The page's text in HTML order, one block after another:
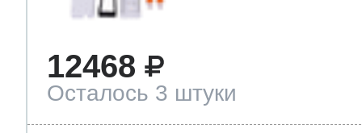
12468
Осталось 3 штуки